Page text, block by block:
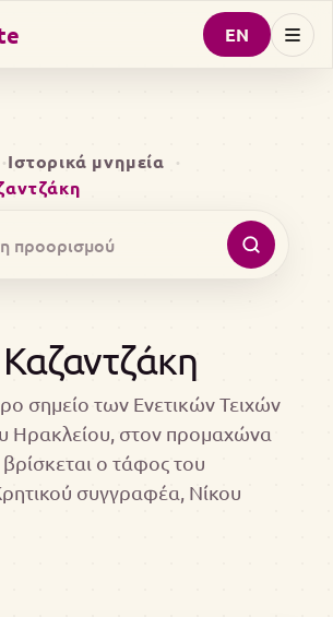
EN
Ιστορικά μνημεία
σημείο των Ενετικών Τειχών
Ηρακλείου, στον προμαχώνα
ο τάφος του
συγγραφέα, Νίκου